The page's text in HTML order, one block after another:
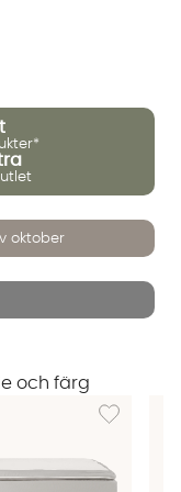
oktober
och färg
VÄRMDÖ Premium
Lägg till i